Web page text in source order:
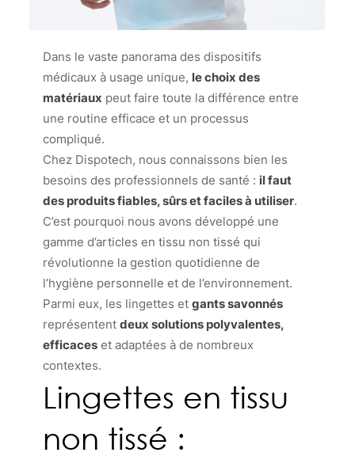
Dans le vaste panorama des dispositifs
médicaux à usage unique, le choix des
matériaux peut faire toute la différence entre
une routine efficace et un processus
compliqué.
Chez Dispotech, nous connaissons bien les
besoins des professionnels de santé : il faut
des produits fiables, sûrs et faciles à utiliser.
C’est pourquoi nous avons développé une
gamme d’articles en tissu non tissé qui
révolutionne la gestion quotidienne de
l’hygiène personnelle et de l’environnement.
Parmi eux, les lingettes etgants savonnés
représententdeux solutions polyvalentes,
efficaces et adaptées à de nombreux
contextes.
Lingettes en tissu
non tissé :